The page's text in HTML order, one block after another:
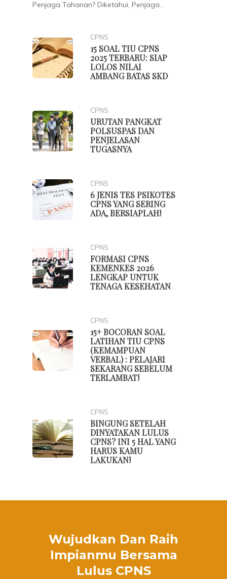
Penjaga Tahanan? Diketahui, Penjaga…
CPNS
15 SOAL TIU CPNS
2025 TERBARU: SIAP
LOLOS NILAI
AMBANG BATAS SKD
CPNS
URUTAN PANGKAT
POLSUSPAS DAN
PENJELASAN
TUGASNYA
CPNS
6 JENIS TES PSIKOTES
CPNS YANG SERING
ADA, BERSIAPLAH!
CPNS
FORMASI CPNS
KEMENKES 2026
LENGKAP UNTUK
TENAGA KESEHATAN
CPNS
15+ BOCORAN SOAL
LATIHAN TIU CPNS
(KEMAMPUAN
VERBAL) : PELAJARI
SEKARANG SEBELUM
TERLAMBAT!
CPNS
BINGUNG SETELAH
DINYATAKAN LULUS
CPNS? INI 5 HAL YANG
HARUS KAMU
LAKUKAN!
Wujudkan Dan Raih
Impianmu Bersama
Lulus CPNS